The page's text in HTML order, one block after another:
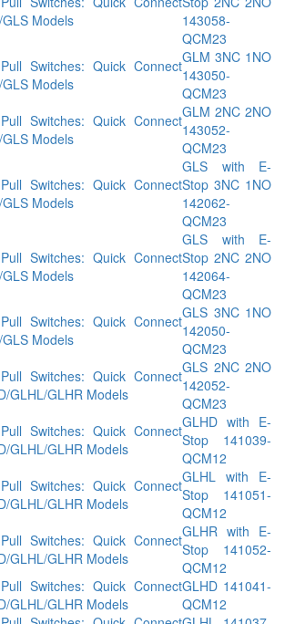
Models
143058-
QCM23
Switches: Quick Connect
Models
GLM 3NC 1NO
143050-
QCM23
Switches: Quick Connect
Models
GLM 2NC 2NO
143052-
QCM23
Switches: Quick Connect
Models
GLS with E-
Stop 3NC 1NO
142062-
QCM23
Switches: Quick Connect
Models
GLS with E-
Stop 2NC 2NO
142064-
QCM23
Switches: Quick Connect
Models
GLS 3NC 1NO
142050-
QCM23
Switches: Quick Connect
GLHL/GLHR Models
GLS 2NC 2NO
142052-
QCM23
Switches: Quick Connect
GLHL/GLHR Models
GLHD with E-
Stop 141039-
QCM12
Switches: Quick Connect
GLHL/GLHR Models
GLHL with E-
Stop 141051-
QCM12
Switches: Quick Connect
GLHL/GLHR Models
GLHR with E-
Stop 141052-
QCM12
Switches: Quick Connect
GLHL/GLHR Models
GLHD 141041-
QCM12